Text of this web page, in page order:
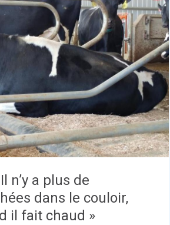
n’y a plus de
dans le couloir,
il fait chaud »